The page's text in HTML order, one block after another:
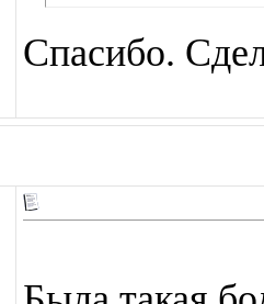
Спасибо.